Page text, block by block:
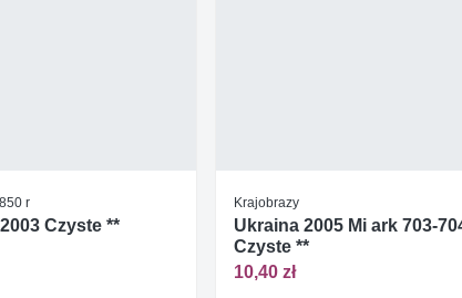
r
Czyste **
Krajobrazy
Ukraina 2005 Mi ark 703-
Czyste **
10,40 zł